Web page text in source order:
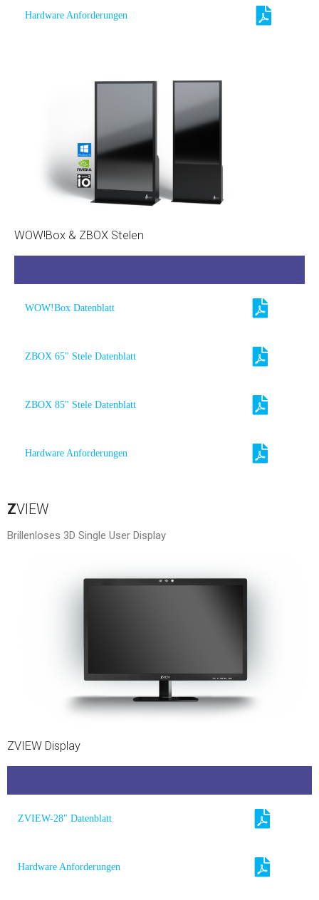
Hardware Anforderungen
WOW!Box & ZBOX Stelen
WOW!Box Datenblatt
ZBOX 65" Stele Datenblatt
ZBOX 85" Stele Datenblatt
Hardware Anforderungen
ZVIEW
Brillenloses 3D Single User Display
ZVIEW Display
ZVIEW-28" Datenblatt
Hardware Anforderungen